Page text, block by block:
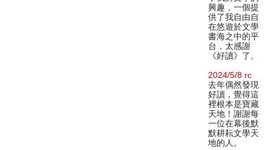
興趣，一個提
供了我自由自
在悠遊於文學
書海之中的平
台，太感謝
《好讀》了。
2024/5/8 rc
去年偶然發現
好讀，覺得這
裡根本是寶藏
天地！謝謝每
一位在幕後默
默耕耘文學天
地的人。